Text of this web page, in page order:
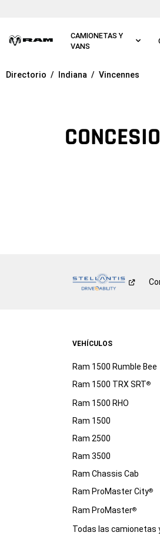
CAMIONETAS Y
VANS
Ir a
Directorio Indiana Vincennes
VEHÍCULOS
Ram 1500 Rumble Bee
Ram 1500 TRX SRT®
Ram 1500 RHO
Ram 1500
Ram 2500
Ram 3500
Ram Chassis Cab
Ram ProMaster City®
Ram ProMaster®
Todas las camionetas